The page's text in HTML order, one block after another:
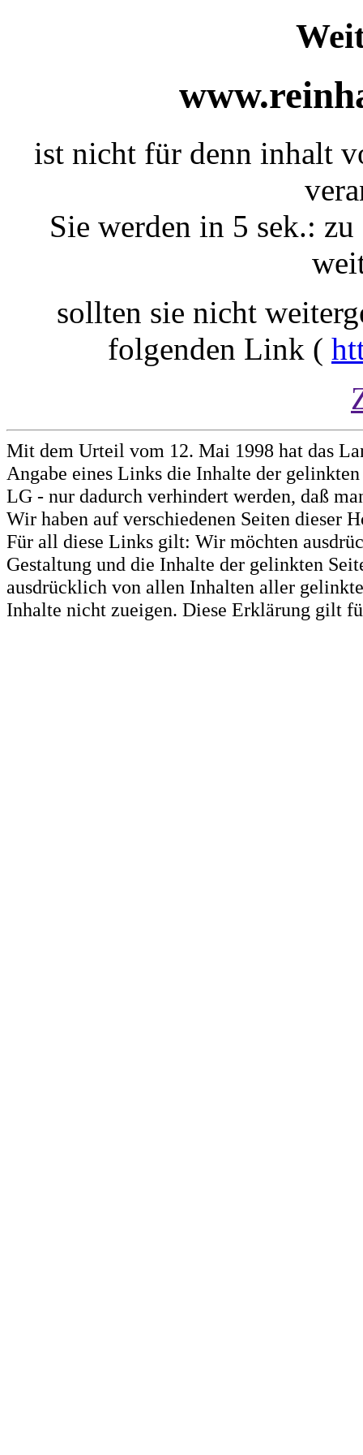
ist nicht für denn inhalt
Sie werden in 5 sek.:
sollten sie nicht
folgenden Link (
Mit dem Urteil vom 12. Mai 1998 hat das
Angabe eines Links die Inhalte der
LG - nur dadurch verhindert werden, daß
Wir haben auf verschiedenen Seiten dieser
Für all diese Links gilt: Wir möchten
Gestaltung und die Inhalte der gelinkten
ausdrücklich von allen Inhalten aller
Inhalte nicht zueigen. Diese Erklärung gilt